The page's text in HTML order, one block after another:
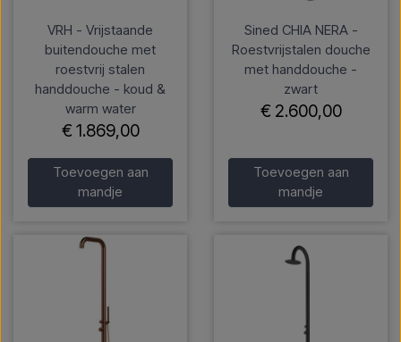
VRH - Vrijstaande
buitendouche met
roestvrij stalen
handdouche - koud &
warm water
€ 1.869,00
Toevoegen aan
mandje
Sined CHIA NERA -
Roestvrijstalen douche
met handdouche -
zwart
€ 2.600,00
Toevoegen aan
mandje